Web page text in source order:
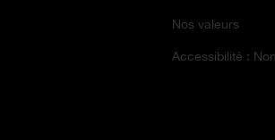
Nos valeurs
Accessibilité :